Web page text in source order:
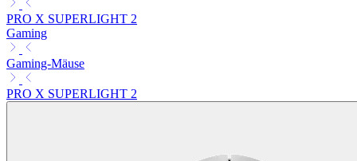
PRO X SUPERLIGHT 2
Gaming
Gaming-Mäuse
PRO X SUPERLIGHT 2